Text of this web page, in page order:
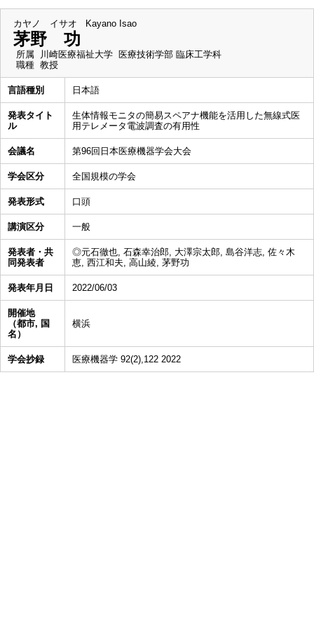
カヤノ イサオ Kayano Isao
茅野 功
所属
川崎医療福祉大学 医療技術学部 臨床工学科
職種 教授
言語種別 日本語
発表タイト
ル
生体情報モニタの簡易スペアナ機能を活用した無線式医
用テレメータ電波調査の有用性
会議名 第96回日本医療機器学会大会
学会区分 全国規模の学会
発表形式 口頭
講演区分 一般
発表者・共
同発表者
◎元石徹也, 石森幸治郎, 大澤宗太郎, 島谷洋志, 佐々木
恵, 西江和夫, 高山綾, 茅野功
発表年月日 2022/06/03
開催地
（都市, 国
名）
横浜
学会抄録 医療機器学 92(2),122 2022